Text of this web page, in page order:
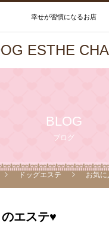
幸せが習慣になるお店
ESTHE
BLOG
ブログ
ドッグエステ お気
エステ♥